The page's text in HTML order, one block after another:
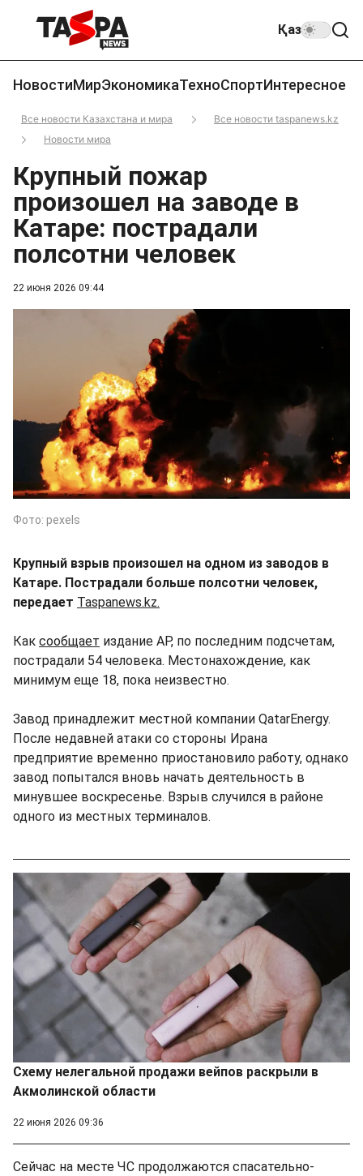
Қаз
НовостиМирЭкономикаТехноСпортИнтересное
Все новости Казахстана и мира
Все новости taspanews.kz
Новости мира
22 июня 2026 09:44
Крупный пожар
произошел на заводе в
Катаре: пострадали
полсотни человек
Фото: pexels
Крупный взрыв произошел на одном из заводов в
Катаре. Пострадали больше полсотни человек,
передает Taspanews.kz.
Как сообщает издание AP, по последним подсчетам,
пострадали 54 человека. Местонахождение, как
минимум еще 18, пока неизвестно.
Завод принадлежит местной компании QatarEnergy.
После недавней атаки со стороны Ирана
предприятие временно приостановило работу, однако
завод попытался вновь начать деятельность в
минувшее воскресенье. Взрыв случился в районе
одного из местных терминалов.
Схему нелегальной продажи вейпов раскрыли в
Акмолинской области
22 июня 2026 09:36
Сейчас на месте ЧС продолжаются спасательно-